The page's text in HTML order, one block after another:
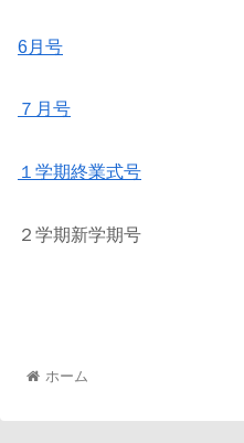
6月号
７月号
１学期終業式号
２学期新学期号
ホーム